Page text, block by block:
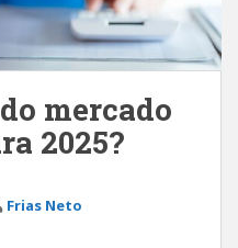
mercado
2025?
Frias Neto